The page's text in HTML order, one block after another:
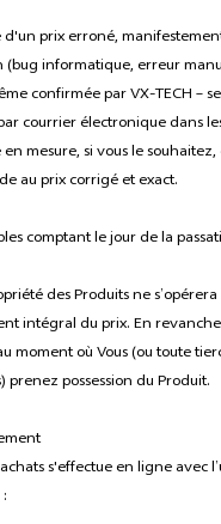
prix erroné,
(bug informatique, erreur
confirmée par VX-TECH –
courrier électronique dans
mesure, si vous le
au prix corrigé et exact.
comptant le jour de la
des Produits ne
intégral du prix. En
moment où Vous (ou toute
prenez possession du Produit.
s'effectue en ligne avec